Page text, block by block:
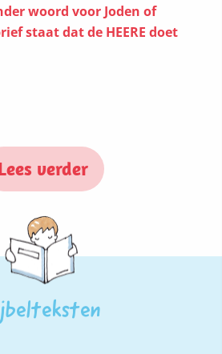
woord voor Joden of
staat dat de HEERE doet
verder